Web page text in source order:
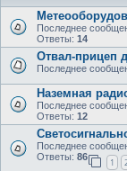
Последнее
Ответы: 14
Отвал-прицеп
Последнее
Наземная
Последнее
Ответы: 12
Последнее
Ответы: 86
1